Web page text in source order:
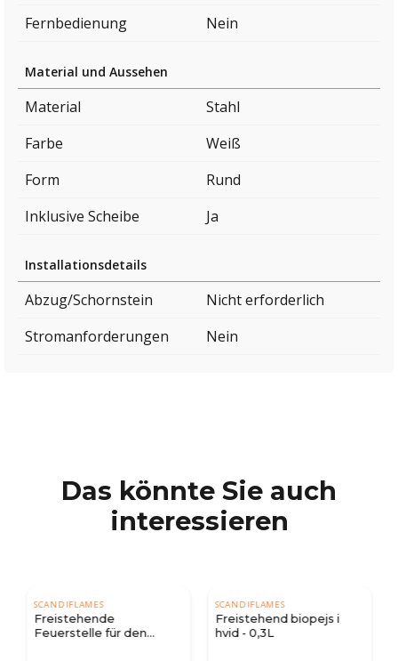
Fernbedienung
Nein
Material und Aussehen
Material
Stahl
Farbe
Weiß
Form
Rund
Inklusive Scheibe
Ja
Installationsdetails
Abzug/Schornstein
Nicht erforderlich
Stromanforderungen
Nein
Das könnte Sie auch
interessieren
SCANDIFLAMES
Freistehende
Feuerstelle für den
SCANDIFLAMES
Freistehend biopejs i
hvid - 0,3L